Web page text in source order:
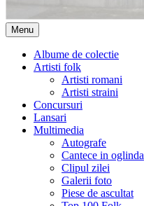
Menu Skip
to
content
Albume de colectie
Artisti folk
Artisti romani
Artisti straini
Concursuri
Lansari
Multimedia
Autografe
Cantece in oglinda
Clipul zilei
Galerii foto
Piese de ascultat